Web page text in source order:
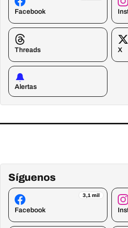
Facebook
Threads X
Alertas
Síguenos
3,1 mil
Facebook